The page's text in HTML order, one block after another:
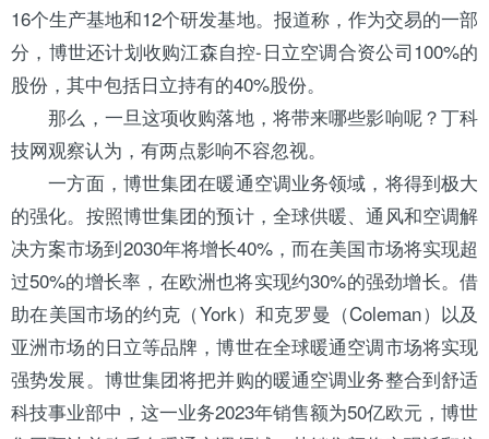
16个生产基地和12个研发基地。报道称，作为交易的一部
分，博世还计划收购江森自控-日立空调合资公司100%的
股份，其中包括日立持有的40%股份。
那么，一旦这项收购落地，将带来哪些影响呢？丁科
技网观察认为，有两点影响不容忽视。
一方面，博世集团在暖通空调业务领域，将得到极大
的强化。按照博世集团的预计，全球供暖、通风和空调解
决方案市场到2030年将增长40%，而在美国市场将实现超
过50%的增长率，在欧洲也将实现约30%的强劲增长。借
助在美国市场的约克 （York）和克罗曼（Coleman）以及
亚洲市场的日立等品牌，博世在全球暖通空调市场将实现
强势发展。博世集团将把并购的暖通空调业务整合到舒适
科技事业部中，这一业务2023年销售额为50亿欧元，博世